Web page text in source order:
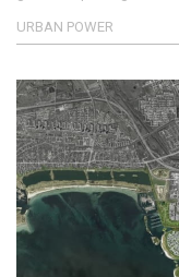
URBAN POWER